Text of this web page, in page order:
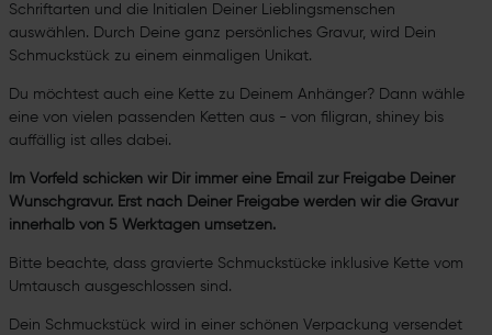
Schriftarten und die Initialen Deiner Lieblingsmenschen
auswählen. Durch Deine ganz persönliches Gravur, wird Dein
Schmuckstück zu einem einmaligen Unikat.
Du möchtest auch eine Kette zu Deinem Anhänger? Dann wähle
eine von vielen passenden Ketten aus - von filigran, shiney bis
auffällig ist alles dabei.
Im Vorfeld schicken wir Dir immer eine Email zur Freigabe Deiner
Wunschgravur. Erst nach Deiner Freigabe werden wir die Gravur
innerhalb von 5 Werktagen umsetzen.
Bitte beachte, dass gravierte Schmuckstücke inklusive Kette vom
Umtausch ausgeschlossen sind.
Dein Schmuckstück wird in einer schönen Verpackung versendet